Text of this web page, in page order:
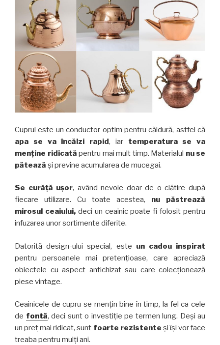
Cuprul este un conductor optim pentru căldură, astfel că
apa se va încălzi rapid, iar temperatura se va
menține ridicată pentru mai mult timp. Materialul nu se
pătează și previne acumularea de mucegai.
Se curăță ușor, având nevoie doar de o clătire după
fiecare utilizare. Cu toate acestea, nu păstrează
mirosul ceaiului,deci un ceainic poate fi folosit pentru
infuzarea unor sortimente diferite.
Datorită design-ului special, este un cadou inspirat
pentru persoanele mai pretențioase, care apreciază
obiectele cu aspect antichizat sau care colecționează
piese vintage.
Ceainicele de cupru se mențin bine în timp, la fel ca cele
de fontă, deci sunt o investiție pe termen lung. Deși au
un preț mai ridicat, sunt foarte rezistente și își vor face
treaba pentru mulți ani.